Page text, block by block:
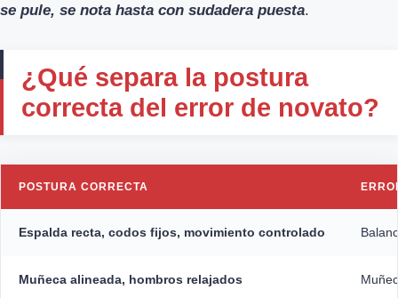
se pule, se nota hasta con sudadera puesta.
¿Qué separa la postura
correcta del error de novato?
POSTURA CORRECTA
Espalda recta, codos fijos, movimiento controlado
Muñeca alineada, hombros relajados